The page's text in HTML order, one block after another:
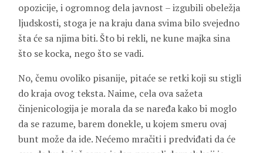
opozicije, i ogromnog dela javnost – izgubili obeležja
ljudskosti, stoga je na kraju dana svima bilo svejedno
šta će sa njima biti. Što bi rekli, ne kune majka sina
što se kocka, nego što se vadi.
No, čemu ovoliko pisanije, pitaće se retki koji su stigli
do kraja ovog teksta. Naime, cela ova sažeta
činjenicologija je morala da se naređa kako bi moglo
da se razume, barem donekle, u kojem smeru ovaj
bunt može da ide. Nećemo mračiti i predviđati da će